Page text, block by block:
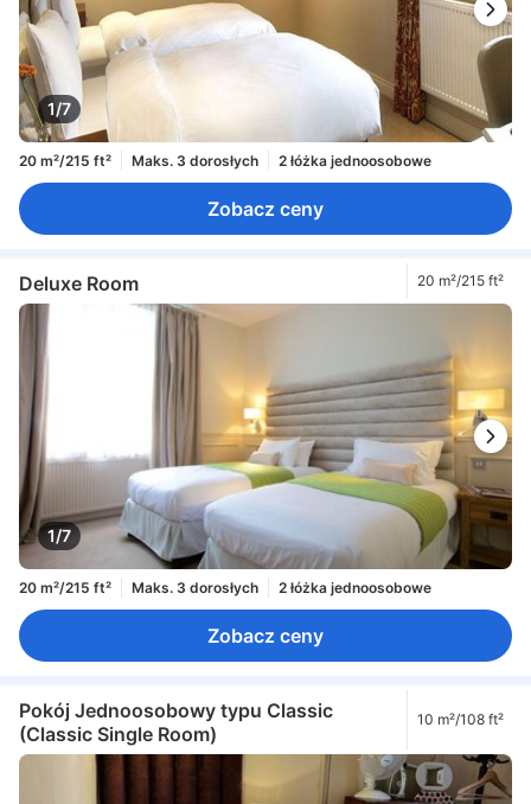
1/7
20 m²/215 ft² Maks. 3 dorosłych 2 łóżka jednoosobowe
Zobacz ceny
Deluxe Room 20 m²/215 ft²
1/7
20 m²/215 ft² Maks. 3 dorosłych 2 łóżka jednoosobowe
Zobacz ceny
Pokój Jednoosobowy typu Classic
(Classic Single Room)
10 m²/108 ft²